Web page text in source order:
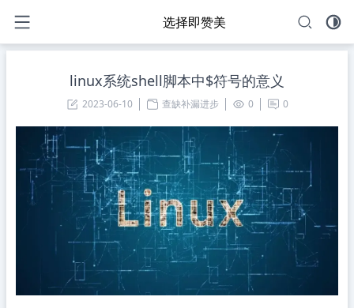
选择即赞美
linux系统shell脚本中$符号的意义
2023-06-10 查缺补漏进步 0 0